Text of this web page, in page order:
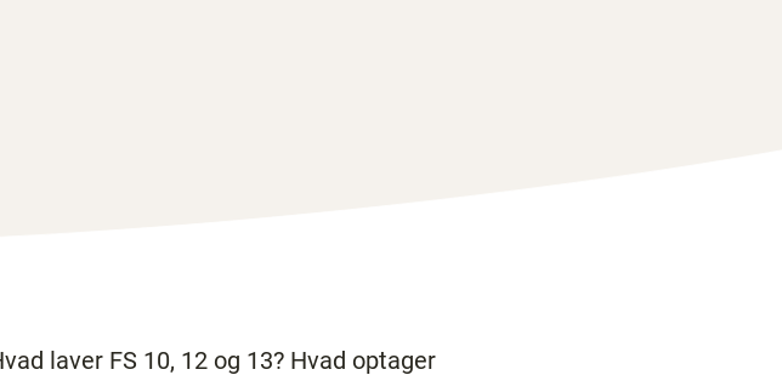
laver FS 10, 12 og 13? Hvad optager